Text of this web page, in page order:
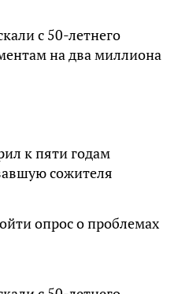
с 50-летнего
на два миллиона
к пяти годам
сожителя
опрос о проблемах